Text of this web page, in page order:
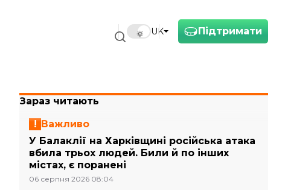
Підтримати
UK
Зараз читають
Важливо
У Балаклії на Харківщині російська атака
вбила трьох людей. Били й по інших
містах, є поранені
06 серпня 2026 08:04